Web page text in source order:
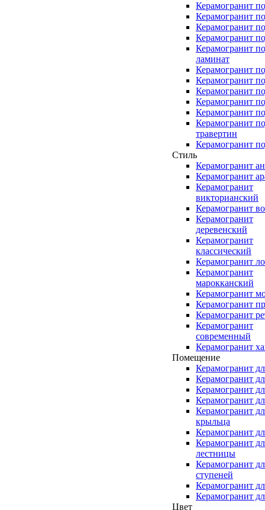
Керамогранит
Керамогранит
Керамогранит
Керамогранит
Керамогранит
ламинат
Керамогранит
Керамогранит
Керамогранит
Керамогранит
Керамогранит
Керамогранит
травертин
Керамогранит
Стиль
Керамогранит
Керамогранит
Керамогранит
викторианский
Керамогранит
Керамогранит
деревенский
Керамогранит
классический
Керамогранит
Керамогранит
марокканский
Керамогранит
Керамогранит
Керамогранит
Керамогранит
современный
Керамогранит
Помещение
Керамогранит
Керамогранит
Керамогранит
Керамогранит
Керамогранит
крыльца
Керамогранит
Керамогранит
лестницы
Керамогранит
ступеней
Керамогранит
Керамогранит
Цвет